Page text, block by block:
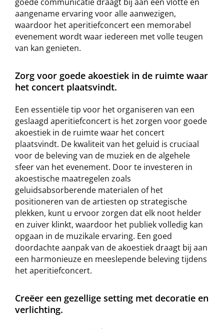
aangename ervaring voor alle aanwezigen,
waardoor het aperitiefconcert een memorabel
evenement wordt waar iedereen met volle teugen
van kan genieten.
Zorg voor goede akoestiek in de ruimte waar
het concert plaatsvindt.
Een essentiële tip voor het organiseren van een
geslaagd aperitiefconcert is het zorgen voor goede
akoestiek in de ruimte waar het concert
plaatsvindt. De kwaliteit van het geluid is cruciaal
voor de beleving van de muziek en de algehele
sfeer van het evenement. Door te investeren in
akoestische maatregelen zoals
geluidsabsorberende materialen of het
positioneren van de artiesten op strategische
plekken, kunt u ervoor zorgen dat elk noot helder
en zuiver klinkt, waardoor het publiek volledig kan
opgaan in de muzikale ervaring. Een goed
doordachte aanpak van de akoestiek draagt bij aan
een harmonieuze en meeslepende beleving tijdens
het aperitiefconcert.
Creëer een gezellige setting met decoratie en
verlichting.